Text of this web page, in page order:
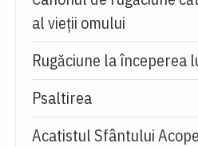
al vieții omului
Rugăciune la începerea
Psaltirea
Acatistul Sfântului